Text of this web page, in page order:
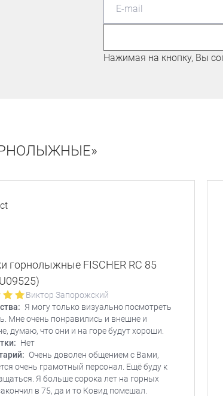
ЛЫЖНИК-ЛЮБИТЕЛЬ
Нажимая на кнопку, Вы
горнолыжные FISCHER RC 85
Виктор Запорожский
Мне очень понравились и внешне и
думаю, что они и на горе будут хороши.
Нет
очень грамотный персонал. Ещё буду к
Я больше сорока лет на горных
в 75, да и то Ковид помешал.